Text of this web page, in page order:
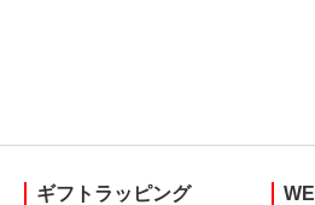
ギフトラッピング